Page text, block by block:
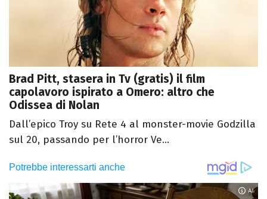
Brad Pitt, stasera in Tv (gratis) il film
capolavoro ispirato a Omero: altro che
Odissea di Nolan
Dall’epico Troy su Rete 4 al monster-movie Godzilla
sul 20, passando per l’horror Ve...